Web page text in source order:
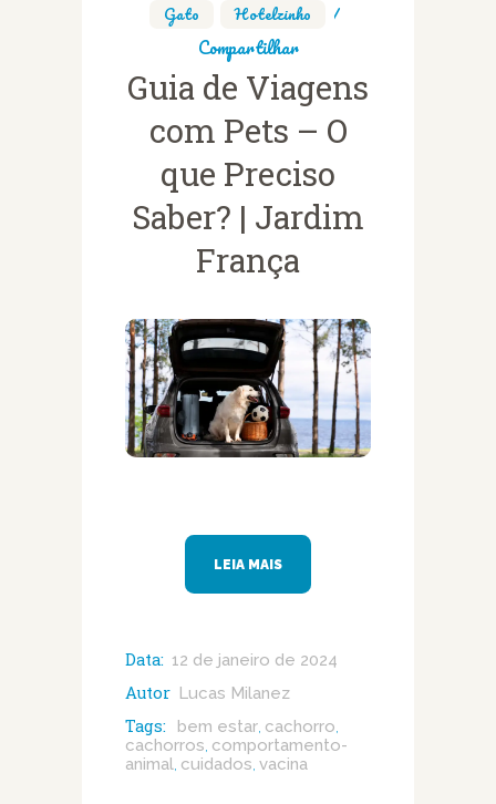
Gato
Hotelzinho
Compartilhar
Guia de Viagens
com Pets – O
que Preciso
Saber? | Jardim
França
LEIA MAIS
Data: 12 de janeiro de 2024
Autor Lucas Milanez
Tags: bem estar, cachorro
cachorros comportamento-
animal cuidados vacina